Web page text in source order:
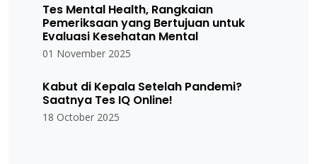
Tes Mental Health, Rangkaian
Pemeriksaan yang Bertujuan untuk
Evaluasi Kesehatan Mental
01 November 2025
Kabut di Kepala Setelah Pandemi?
Saatnya Tes IQ Online!
18 October 2025